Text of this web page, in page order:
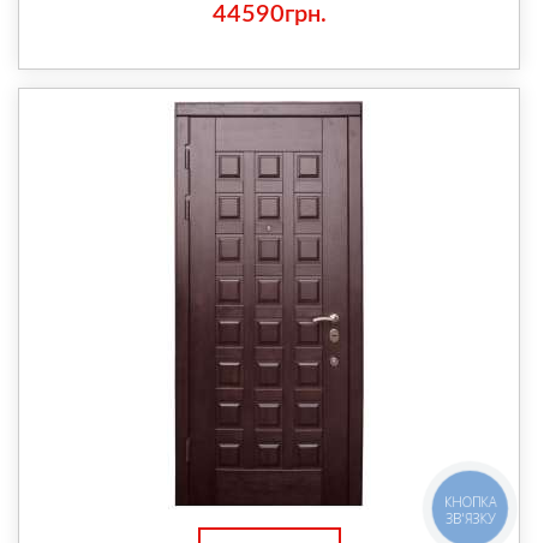
44590грн.
КНОПКА
ЗВ'ЯЗКУ